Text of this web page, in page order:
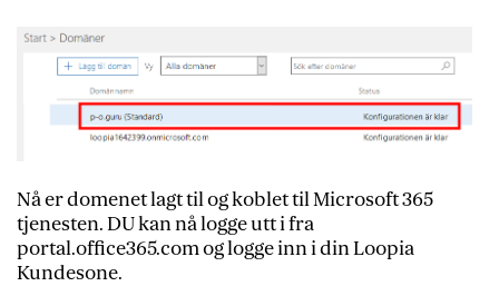
Nå er domenet lagt til og koblet til Microsoft 365
tjenesten. DU kan nå logge utt i fra
portal.office365.com og logge inn i din Loopia
Kundesone.